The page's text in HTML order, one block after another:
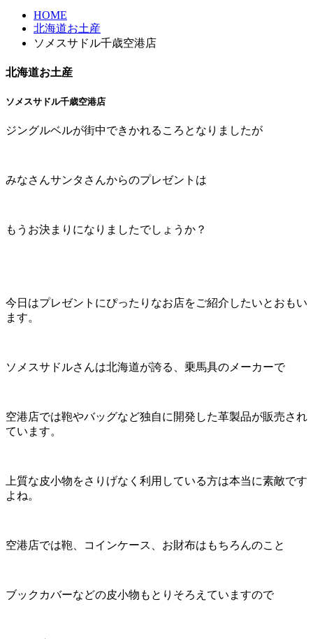
HOME
北海道お土産
ソメスサドル千歳空港店
北海道お土産
ソメスサドル千歳空港店
ジングルベルが街中できかれるころとなりましたが
みなさんサンタさんからのプレゼントは
もうお決まりになりましたでしょうか？
今日はプレゼントにぴったりなお店をご紹介したいとおもい
ます。
ソメスサドルさんは北海道が誇る、乗馬具のメーカーで
空港店では鞄やバッグなど独自に開発した革製品が販売され
ています。
上質な皮小物をさりげなく利用している方は本当に素敵です
よね。
空港店では鞄、コインケース、お財布はもちろんのこと
ブックカバーなどの皮小物もとりそろえていますので